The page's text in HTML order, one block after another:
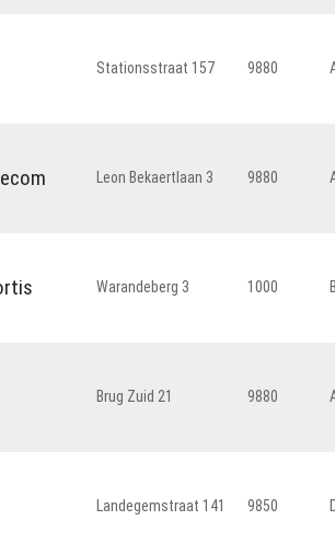
Stationsstraat 157 9880
Leon Bekaertlaan 3 9880
Warandeberg 3 1000
Brug Zuid 21 9880
Landegemstraat 141 9850